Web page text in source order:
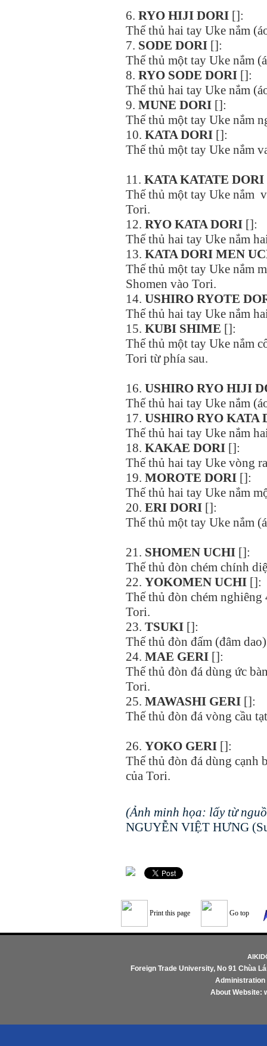
6. RYO HIJI DORI []:
Thế thủ hai tay Uke nắm
7. SODE DORI []:
Thế thủ một tay Uke nắm
8. RYO SODE DORI []:
Thế thủ hai tay Uke nắm
9. MUNE DORI []:
Thế thủ một tay Uke nắm
10. KATA DORI []:
Thế thủ một tay Uke nắm
11. KATA KATATE DORI
Thế thủ một tay Uke nắm
Tori.
12. RYO KATA DORI []:
Thế thủ hai tay Uke nắm
13. KATA DORI MEN
Thế thủ một tay Uke nắm
Shomen vào Tori.
14. USHIRO RYOTE
Thế thủ hai tay Uke nắm
15. KUBI SHIME []:
Thế thủ một tay Uke nắm
Tori từ phía sau.
16. USHIRO RYO HIJI
Thế thủ hai tay Uke nắm
17. USHIRO RYO KATA
Thế thủ hai tay Uke nắm
18. KAKAE DORI []:
Thế thủ hai tay Uke vòng
19. MOROTE DORI []:
Thế thủ hai tay Uke nắm
20. ERI DORI []:
Thế thủ một tay Uke nắm
21. SHOMEN UCHI []:
Thế thủ đòn chém chính
22. YOKOMEN UCHI []:
Thế thủ đòn chém nghiêng
Tori.
23. TSUKI []:
Thế thủ đòn đấm (đâm
24. MAE GERI []:
Thế thủ đòn đá dùng ức
Tori.
25. MAWASHI GERI []:
Thế thủ đòn đá vòng cầu
26. YOKO GERI []:
Thế thủ đòn đá dùng cạnh
của Tori.
(Ảnh minh họa: lấy từ
NGUYỄN VIỆT HƯNG
Print this page Go top
Foreign Trade University, No 91 Chùa
About Website: